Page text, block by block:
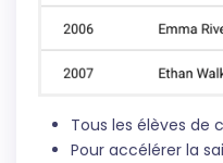
Tous les élèves de
Pour accélérer la